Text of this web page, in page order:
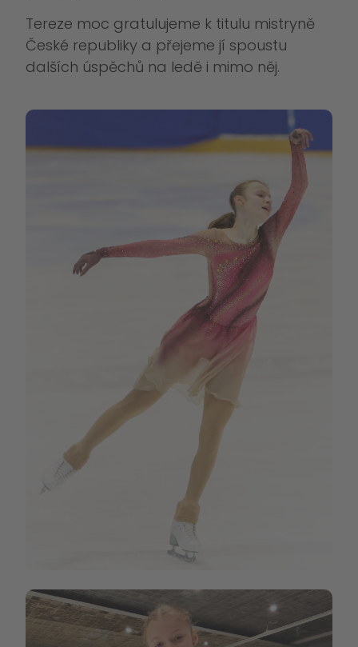
Tereze moc gratulujeme k titulu mistryně
České republiky a přejeme jí spoustu
dalších úspěchů na ledě i mimo něj.